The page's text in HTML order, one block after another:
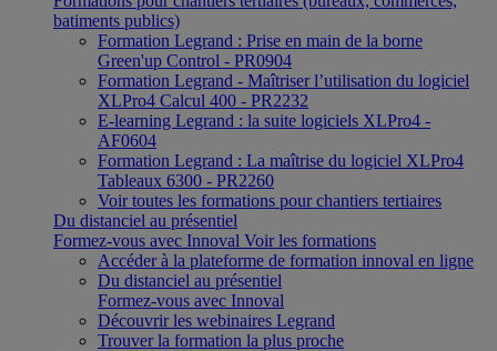
batiments publics)
Formation Legrand : Prise en main de la borne
Green'up Control - PR0904
Formation Legrand - Maîtriser l’utilisation du logiciel
XLPro4 Calcul 400 - PR2232
E-learning Legrand : la suite logiciels XLPro4 -
AF0604
Formation Legrand : La maîtrise du logiciel XLPro4
Tableaux 6300 - PR2260
Voir toutes les formations pour chantiers tertiaires
Du distanciel au présentiel
Formez-vous avec Innoval Voir les formations
Accéder à la plateforme de formation innoval en ligne
Du distanciel au présentiel
Formez-vous avec Innoval
Découvrir les webinaires Legrand
Trouver la formation la plus proche